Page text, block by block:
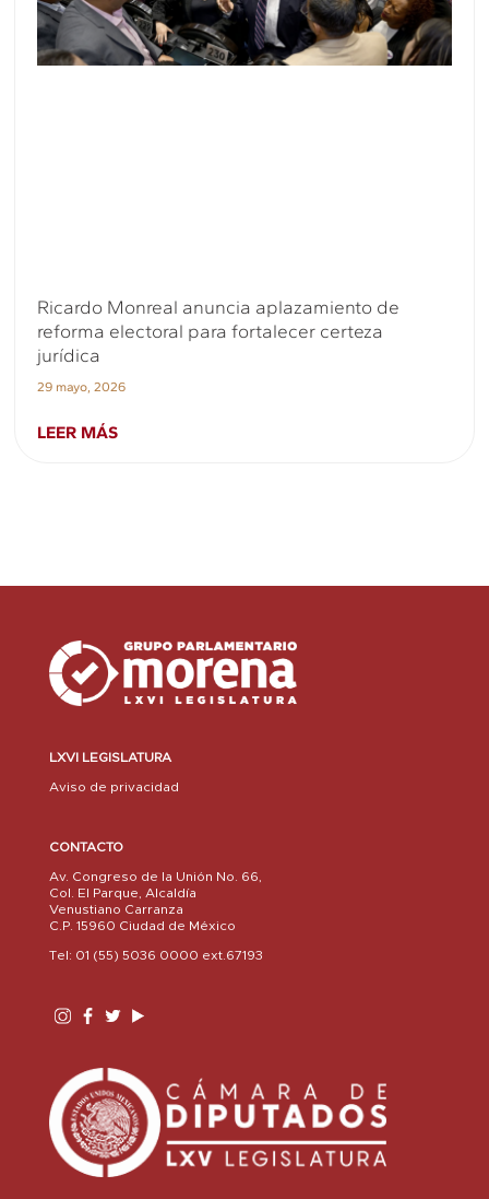
Ricardo Monreal anuncia aplazamiento de
reforma electoral para fortalecer certeza
jurídica
29 mayo, 2026
LEER MÁS
LXVI LEGISLATURA
Aviso de privacidad
CONTACTO
Av. Congreso de la Unión No. 66,
Col. El Parque, Alcaldía
Venustiano Carranza
C.P. 15960 Ciudad de México
Tel: 01 (55) 5036 0000 ext.67193